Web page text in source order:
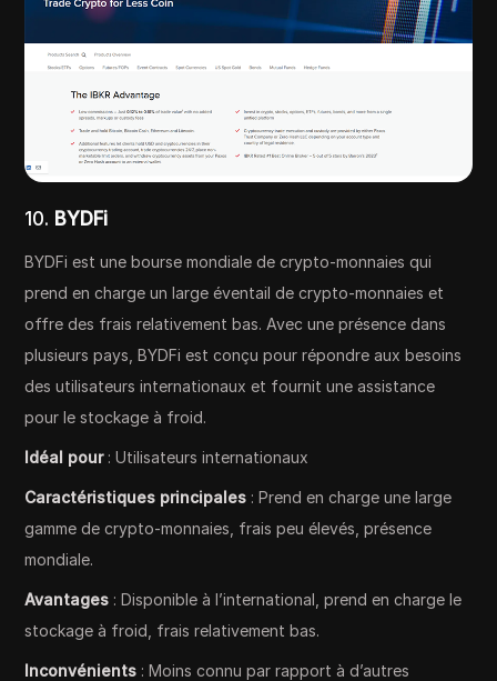
10. BYDFi
BYDFi est une bourse mondiale de crypto-monnaies qui
prend en charge un large éventail de crypto-monnaies et
offre des frais relativement bas. Avec une présence dans
plusieurs pays, BYDFi est conçu pour répondre aux besoins
des utilisateurs internationaux et fournit une assistance
pour le stockage à froid.
Idéal pour: Utilisateurs internationaux
Caractéristiques principales : Prend en charge une large
gamme de crypto-monnaies, frais peu élevés, présence
mondiale.
Avantages : Disponible à l’international, prend en charge le
stockage à froid, frais relativement bas.
Inconvénients : Moins connu par rapport à d’autres